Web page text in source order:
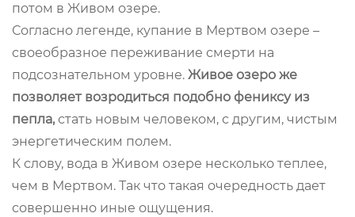
потом в Живом озере.
Согласно легенде, купание в Мертвом озере –
своеобразное переживание смерти на
подсознательном уровне. Живое озеро же
позволяет возродиться подобно фениксу из
пепла,стать новым человеком, с другим, чистым
энергетическим полем.
К слову, вода в Живом озере несколько теплее,
чем в Мертвом. Так что такая очередность дает
совершенно иные ощущения.